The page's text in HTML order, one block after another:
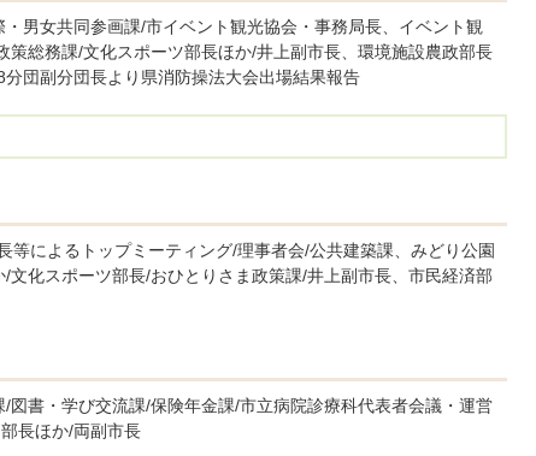
男女共同参画課/市イベント観光協会・事務局長、イベント観
総務課/文化スポーツ部長ほか/井上副市長、環境施設農政部長
団副分団長より県消防操法大会出場結果報告
等によるトップミーティング/理事者会/公共建築課、みどり公園
化スポーツ部長/おひとりさま政策課/井上副市長、市民経済部
書・学び交流課/保険年金課/市立病院診療科代表者会議・運営
長ほか/両副市長